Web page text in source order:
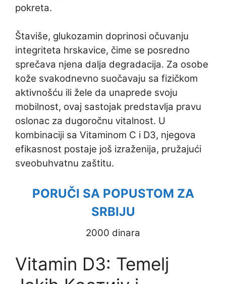
pokreta.
Štaviše, glukozamin doprinosi očuvanju
integriteta hrskavice, čime se posredno
sprečava njena dalja degradacija. Za osobe
kože svakodnevno suočavaju sa fizičkom
aktivnošću ili žele da unaprede svoju
mobilnost, ovaj sastojak predstavlja pravu
oslonac za dugoročnu vitalnost. U
kombinaciji sa Vitaminom C i D3, njegova
efikasnost postaje još izraženija, pružajući
sveobuhvatnu zaštitu.
PORUČI SA POPUSTOM ZA
SRBIJU
2000 dinara
Vitamin D3: Temelj